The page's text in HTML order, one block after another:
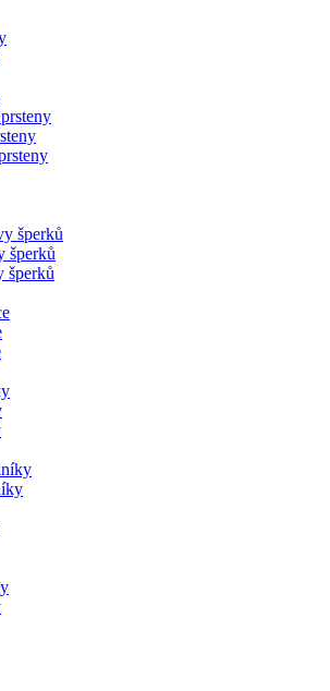
šperků
šperků
šperků